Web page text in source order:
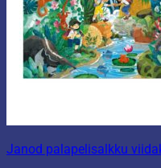
Janod palapelisalkku